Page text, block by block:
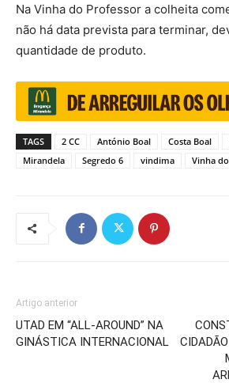
Na Vinha do Professor a colheita
não há data prevista para terminar,
quantidade de produto.
TAGS 2 CC António Boal Costa Boal
Mirandela
Segredo 6 vindima Vinha
Artigo anterior
UTAD EM “ALL-AROUND” NA
GINÁSTICA INTERNACIONAL